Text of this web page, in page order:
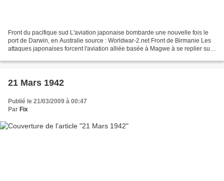
Front du pacifique sud L'aviation japonaise bombarde une nouvelle fois le
port de Darwin, en Australie source : Worldwar-2.net Front de Birmanie Les
attaques japonaises forcent l'aviation alliée basée à Magwe à se replier sur
21 Mars 1942
Publié le 21/03/2009 à 00:47
Par Fix